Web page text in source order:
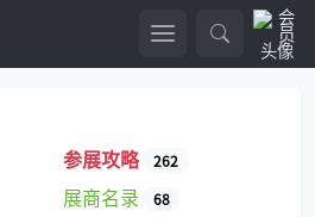
参展攻略 262
展商名录 68